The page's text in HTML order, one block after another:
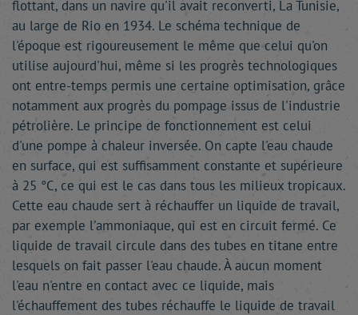
flottant, dans un navire qu'il avait reconverti, La Tunisie,
au large de Rio en 1934. Le schéma technique de
l'époque est rigoureusement le même que celui qu'on
utilise aujourd'hui, même si les progrès technologiques
ont entre-temps permis une certaine optimisation, grâce
notamment aux progrès du pompage issus de l'industrie
pétrolière. Le principe de fonctionnement est celui
d'une pompe à chaleur inversée. On capte l'eau chaude
en surface, qui est suffisamment constante et supérieure
à 25 °C, ce qui est le cas dans tous les milieux tropicaux.
Cette eau chaude sert à réchauffer un liquide de travail,
par exemple l'ammoniaque, qui est en circuit fermé. Ce
liquide de travail circule dans des tubes en titane entre
lesquels on fait passer l'eau chaude. À aucun moment
l'eau n'entre en contact avec ce liquide, mais
l'échauffement des tubes réchauffe le liquide de travail